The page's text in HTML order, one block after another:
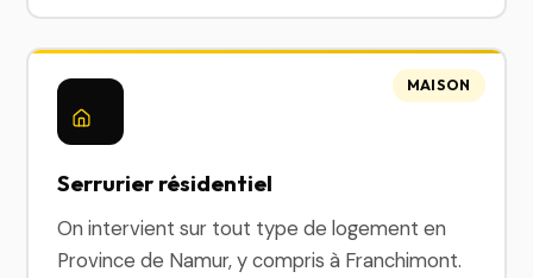
Serrurier résidentiel
On intervient sur tout type de logement en
Province de Namur, y compris à Franchimont.
MAISON